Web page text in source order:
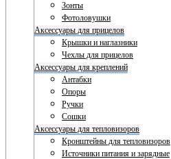
Зонты
Фотоловушки
Аксессуары для прицелов
Крышки и наглазники
Чехлы для прицелов
Аксессуары для креплений
Антабки
Опоры
Ручки
Сошки
Аксессуары для тепловизоров
Кронштейны для тепловизоров
Источники питания и зарядные